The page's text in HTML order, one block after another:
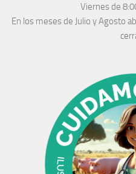
Viernes de
En los meses de Julio y Agosto